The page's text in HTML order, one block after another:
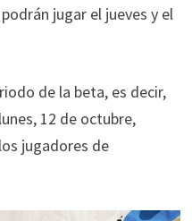
jugar el jueves y el
de la beta, es decir,
12 de octubre,
jugadores de